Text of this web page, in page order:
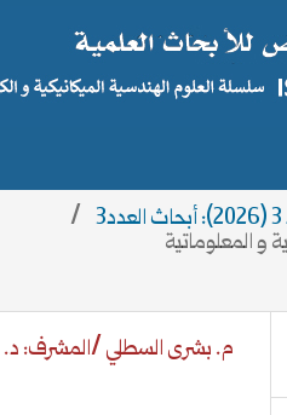
/
و المعلوماتية
م. بشرى السطلي /المشرف: د.